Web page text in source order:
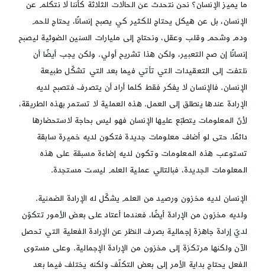
ما يميز الإنسان؟ نحن نتحدث عن الحالات الثلاثة كأننا لا نتكلم عن
الإنسان، بل عن هيكل يحتاج للكثير كي يصبح إنسانًا، يحتاج للحم
ودم وشحم وقلب وعقل، ونحتاج إلى مليارات السنين الضوئية ليصبح
إنسانًا إن صح التعبير، ولكن هذا تشريح أولي. ولكن يجب أيضًا أن
نلتفت إلى التعقيدات التي تأتي فيما بعد التي تشكّل طبيعة
الإنسان. فالإنسان لا يفكر فقط كلما أراد أن يتصرف فتصبح لديه
الإرادة عندها ينطلق إلى العمل. هذه العملية لا تستمر بهذه الطريقة،
لأنّ المعلومات يتطبّع عليها الإنسان فهو ليس بحاجة لاستحضارها
دائمًا. حتى لو أضاف معلومات جديدة فتكون لديه خميرة سابقة
تستوعب هذه المعلومات وتكون لديه إضاءة مسبقة على هذه
المعلومات الجديدة، فبالتالي عملية العلم ليست مستجدة.
الإنسان لديه مخزون ورصيد من العلم يشكّل له الإرادة الضمنية.
ولديه مخزون من الإرادة أيضًا، فعندما أعتاد على بعض الأمور تتكوّن
لديّ إرادة جاهزة إجمالية بصرف النظر عن الإرادة الفعلية التي تحصل
الآن ولكنها مرتكزة إلى مخزون من الإرادة الإجمالية. وعلى مستوى
الفعل يحتاج بداية الأمر إلى بعض التكلّف ولكنه يختلف فيما بعد